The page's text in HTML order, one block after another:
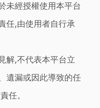
未經授權使用本平台
任,由使用者自行承
解,不代表本平台立
遺漏或因此導致的任
任。